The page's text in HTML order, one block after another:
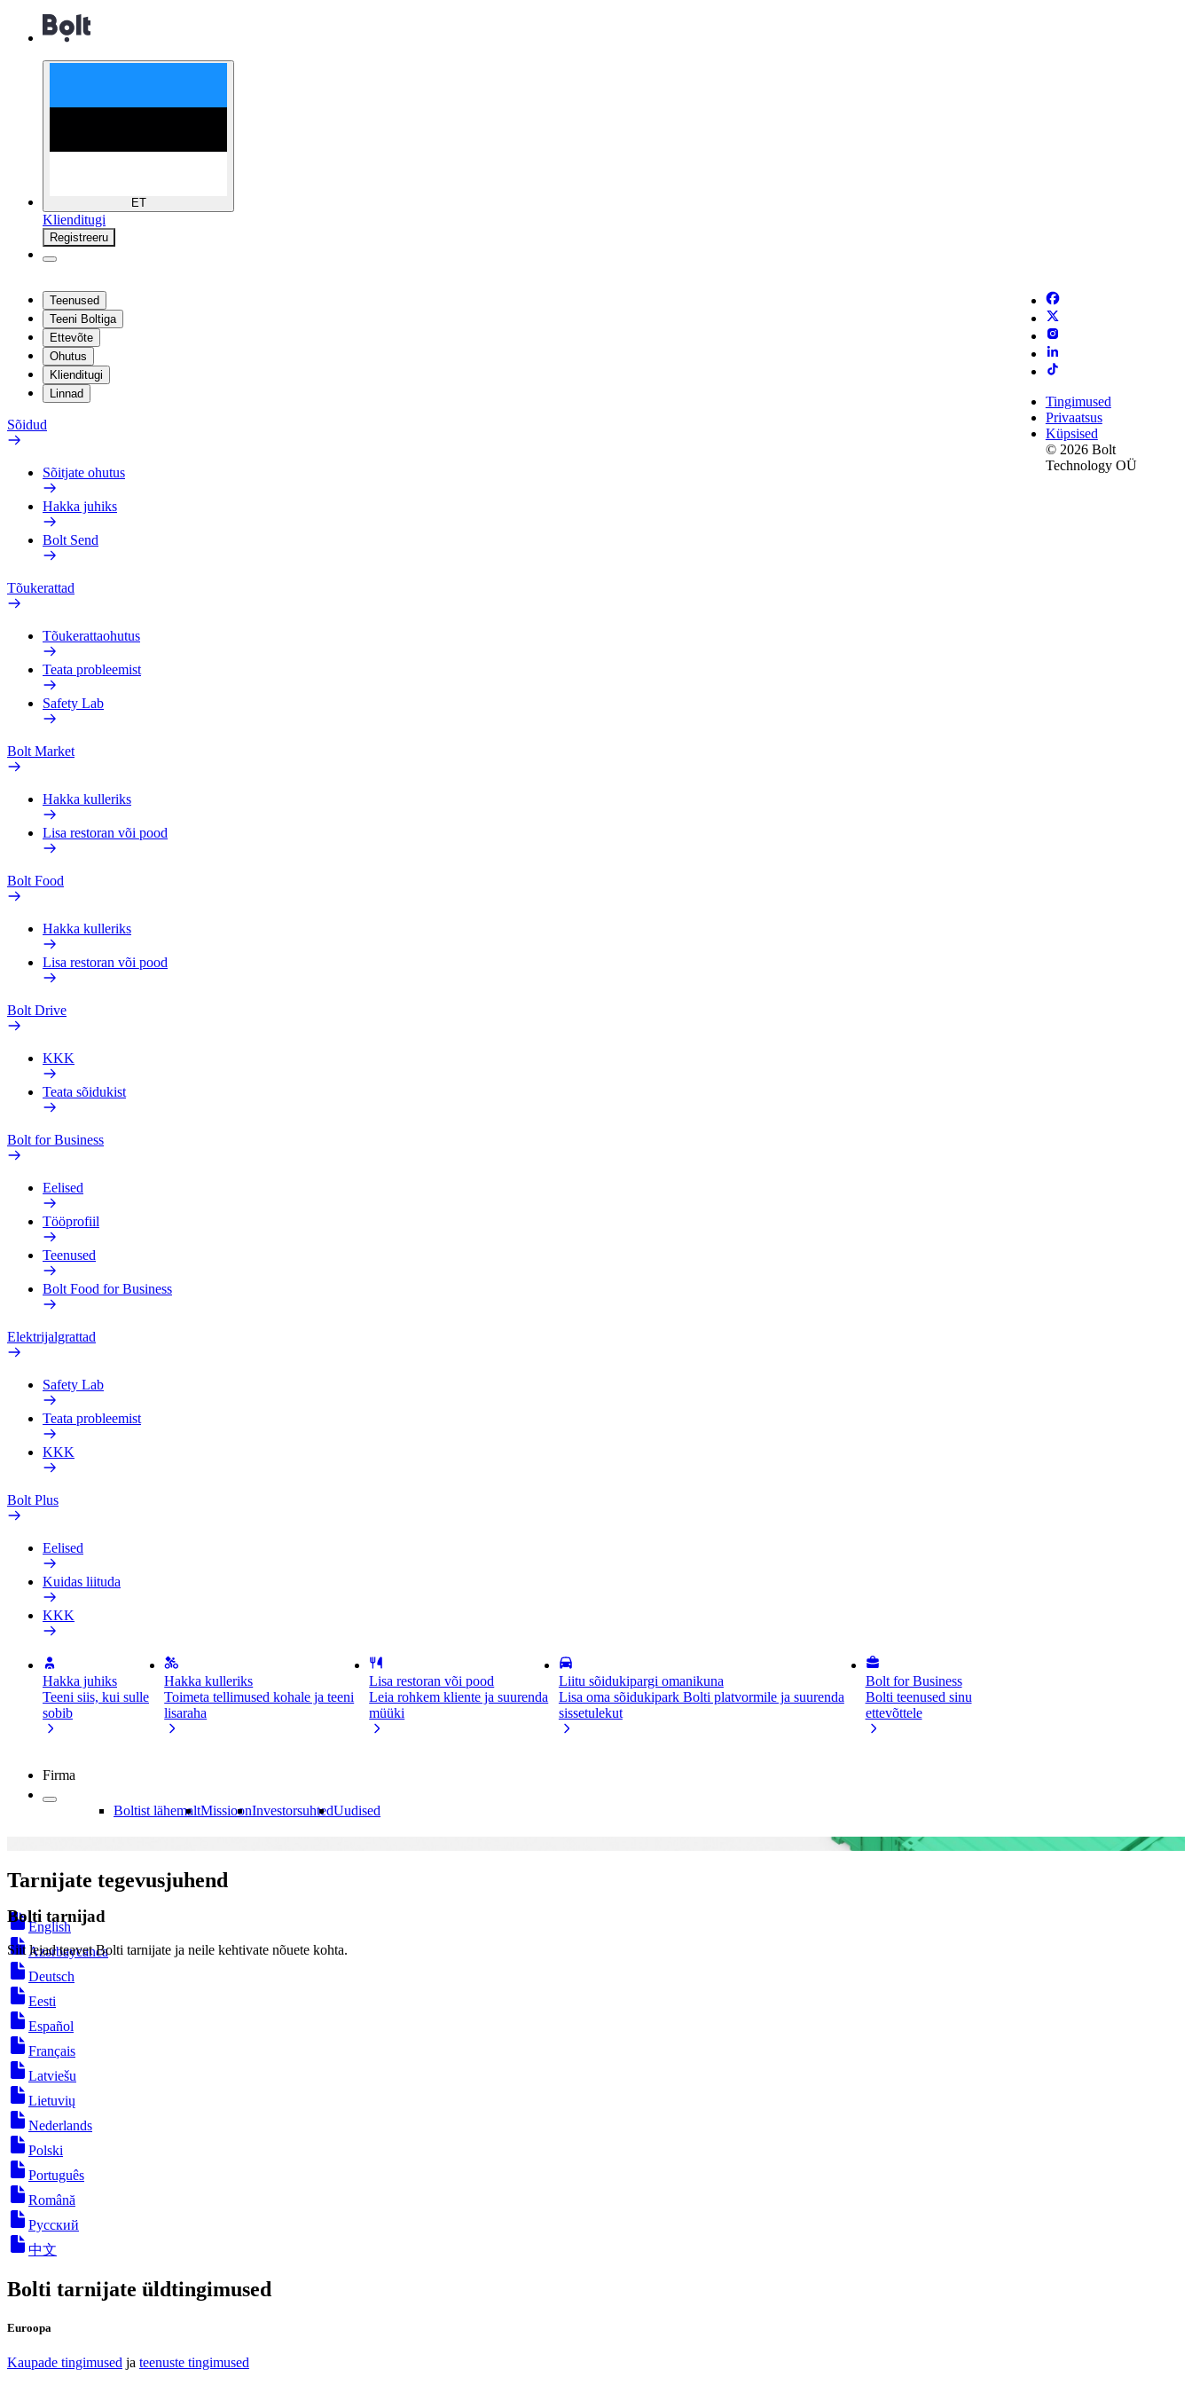
ET
Klienditugi
Registreeru
Teenused
Teeni Boltiga
Ettevõte
Ohutus
Klienditugi
Linnad
Sõidud
Sõitjate ohutus
Hakka juhiks
Bolt Send
Tõukerattad
Tõukerattaohutus
Teata probleemist
Safety Lab
Bolt Market
Hakka kulleriks
Lisa restoran või pood
Bolt Food
Hakka kulleriks
Lisa restoran või pood
Bolt Drive
KKK
Teata sõidukist
Bolt for Business
Eelised
Tööprofiil
Teenused
Bolt Food for Business
Elektrijalgrattad
Safety Lab
Teata probleemist
KKK
Bolt Plus
Eelised
Kuidas liituda
KKK
Hakka juhiks
Teeni siis, kui sulle
sobib
Hakka kulleriks
Toimeta tellimused kohale ja teeni
lisaraha
Lisa restoran või pood
Leia rohkem kliente ja suurenda
müüki
Liitu sõidukipargi omanikuna
Lisa oma sõidukipark Bolti platvormile ja suurenda
sissetulekut
Bolt for Business
Bolti teenused sinu
ettevõttele
Tingimused
Privaatsus
Küpsised
© 2026 Bolt
Technology OÜ
Firma
Boltist lähemaltMissioonInvestorsuhtedUudised
Bolti tarnijad
Siit leiad teavet Bolti tarnijate ja neile kehtivate nõuete kohta.
Tarnijate tegevusjuhend
English
Azərbaycanca
Deutsch
Eesti
Español
Français
Latviešu
Lietuvių
Nederlands
Polski
Português
Română
Русский
中文
Bolti tarnijate üldtingimused
Euroopa
Kaupade tingimused ja teenuste tingimused